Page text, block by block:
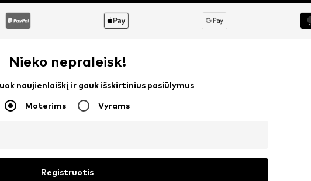
Nieko nepraleisk!
naujienlaiškį ir gauk išskirtinius pasiūlymus
Moterims Vyrams
Registruotis